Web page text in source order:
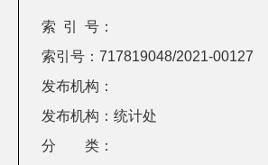
索 引 号：
索引号：717819048/2021-00127
发布机构：
发布机构：统计处
分 类：